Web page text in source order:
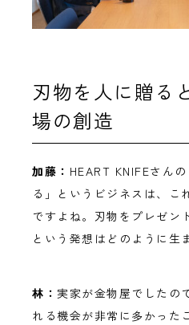
刃物を人に贈る
場の創造
加藤： HEART KNIFEさん
る」というビジネスは、こ
ですよね。刃物をプレゼン
という発想はどのように生
林： 実家が金物屋でしたの
れる機会が非常に多かった